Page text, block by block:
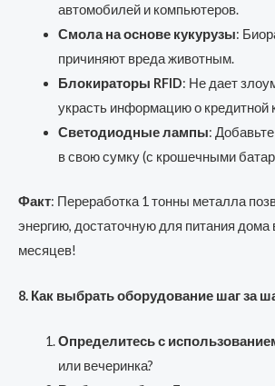
автомобилей и компьютеров.
Смола на основе кукурузы:
причиняют вреда животным.
Блокираторы RFID: Не дает
украсть информацию о кредитной
Светодиодные лампы:
в свою сумку (с крошечными
Факт: Переработка 1 тонны металла
энергию, достаточную для питания дома
месяцев!
8. Как выбрать оборудование шаг за
Определитесь с
или вечеринка?